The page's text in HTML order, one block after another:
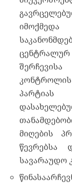
პარტიას
მიღების
წევრებსა
სავარაუდო